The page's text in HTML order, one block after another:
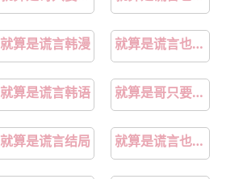
就算是谎言韩漫 就算是谎言也要说
就算是谎言韩语 就算是哥只要有爱就没问题对吧无删减在线观看
就算是谎言结局 就算是谎言也要接受